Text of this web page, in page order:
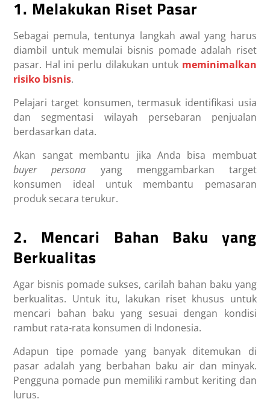
1. Melakukan Riset Pasar
Sebagai pemula, tentunya langkah awal yang harus
diambil untuk memulai bisnis pomade adalah riset
pasar. Hal ini perlu dilakukan untuk meminimalkan
risiko bisnis.
Pelajari target konsumen, termasuk identifikasi usia
dan segmentasi wilayah persebaran penjualan
berdasarkan data.
Akan sangat membantu jika Anda bisa membuat
buyer persona yang menggambarkan target
konsumen ideal untuk membantu pemasaran
produk secara terukur.
2. Mencari Bahan Baku yang
Berkualitas
Agar bisnis pomade sukses, carilah bahan baku yang
berkualitas. Untuk itu, lakukan riset khusus untuk
mencari bahan baku yang sesuai dengan kondisi
rambut rata-rata konsumen di Indonesia.
Adapun tipe pomade yang banyak ditemukan di
pasar adalah yang berbahan baku air dan minyak.
Pengguna pomade pun memiliki rambut keriting dan
lurus.